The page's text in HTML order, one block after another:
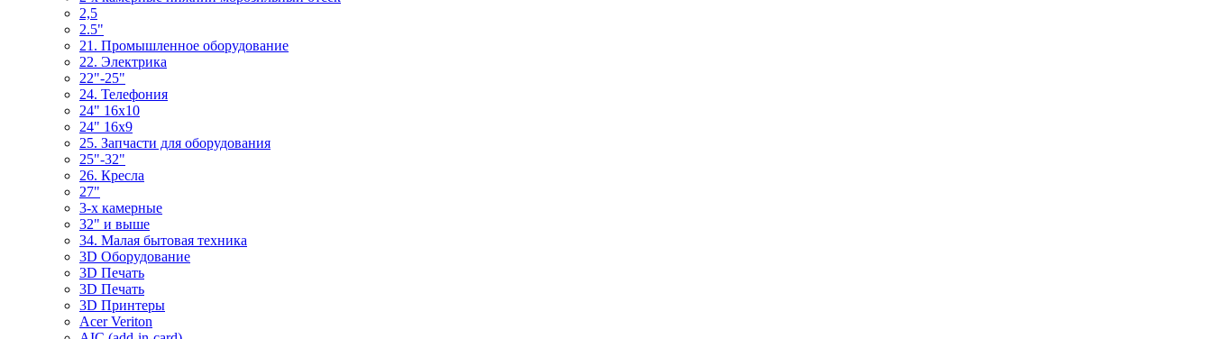
2,5
2.5"
21. Промышленное оборудование
22. Электрика
22"-25"
24. Телефония
24" 16x10
24" 16x9
25. Запчасти для оборудования
25"-32"
26. Кресла
27"
3-x камерные
32" и выше
34. Малая бытовая техника
3D Оборудование
3D Печать
3D Печать
3D Принтеры
Acer Veriton